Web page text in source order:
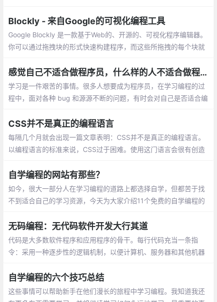
最简单方法之一，是通过市场反响、技术趋势的发展…
Blockly - 来自Google的可视化编程工具
Google Blockly 是一款基于Web的、开源的、可视化程序编辑器。
你可以通过拖拽块的形式快速构建程序，而这些所拖拽的每个块就
感觉自己不适合做程序员，什么样的人不适合做程序员？
学习是一件艰苦的事情。很多人想要成为程序员，在学习编程的过
程中，面对各种 bug 和源源不断的问题，有时会对自己是否适合编
员的十个特征
CSS并不是真正的编程语言
每隔几个月就会出现一篇文章表明：CSS并不是真正的编程语言。
以编程语言的标准来说，CSS过于困难。使用这门语言会很有创造
标准化编程语言相比
自学编程的网站有那些？
如今，很大一部分人在学习编程的道路上都选择自学，但都苦于找
不到适合自己的学习资源，今天为大家介绍11个免费的自学编程的
l，你可以通过它学习所有的网站建设基础教程
无码编程：无代码软件开发大行其道
代码是大多数软件程序和应用程序的骨干。每行代码充当一条指
令：采用一种逐步性的逻辑机制，以便计算机、服务器和其他机器
技能有时很吃香。
自学编程的六个技巧总结
这些事情可以帮助新手在他们漫长的旅程中学习编程。我知道我还